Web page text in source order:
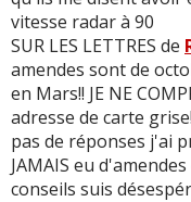
boite de transfert
suite >>
-GROS PROBLÈME
48000km - Pot
cause encrassement
-Bruit dans la
vitesse radar à 90
SUR LES LETTRES de
amendes sont de
en Mars!! JE NE
adresse de carte
pas de réponses j'ai
JAMAIS eu
conseils suis